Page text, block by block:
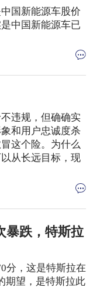
国新能源车股价
中国新能源车已
违规，但确确实
和用户忠诚度杀
这个险。为什么
从长远目标，现
暴跌，特斯拉
分，这是特斯拉在
期望，是特斯拉此